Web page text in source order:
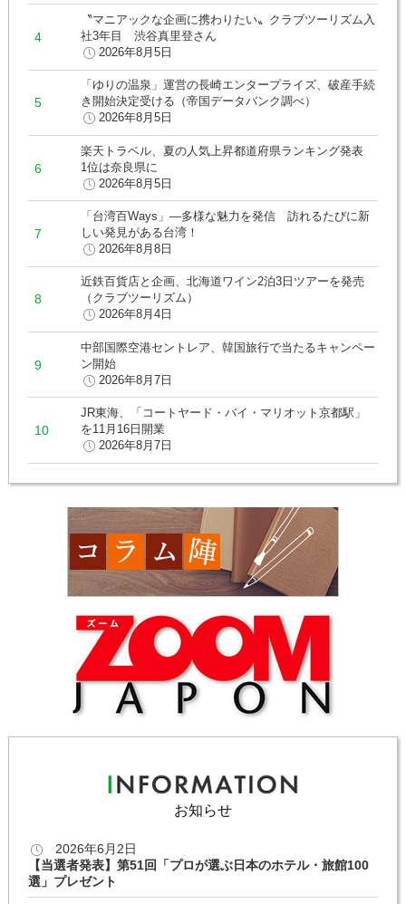
〝マニアックな企画に携わりたい〟クラブツーリズム入
社3年目 渋谷真里登さん
2026年8月5日
「ゆりの温泉」運営の長崎エンタープライズ、破産手続
き開始決定受ける（帝国データバンク調べ）
2026年8月5日
楽天トラベル、夏の人気上昇都道府県ランキング発表
1位は奈良県に
2026年8月5日
「台湾百Ways」―多様な魅力を発信 訪れるたびに新
しい発見がある台湾！
2026年8月8日
近鉄百貨店と企画、北海道ワイン2泊3日ツアーを発売
（クラブツーリズム）
2026年8月4日
中部国際空港セントレア、韓国旅行で当たるキャンペー
ン開始
2026年8月7日
JR東海、「コートヤード・バイ・マリオット京都駅」
を11月16日開業
2026年8月7日
お知らせ
2026年6月2日
【当選者発表】第51回「プロが選ぶ日本のホテル・旅館100
選」プレゼント